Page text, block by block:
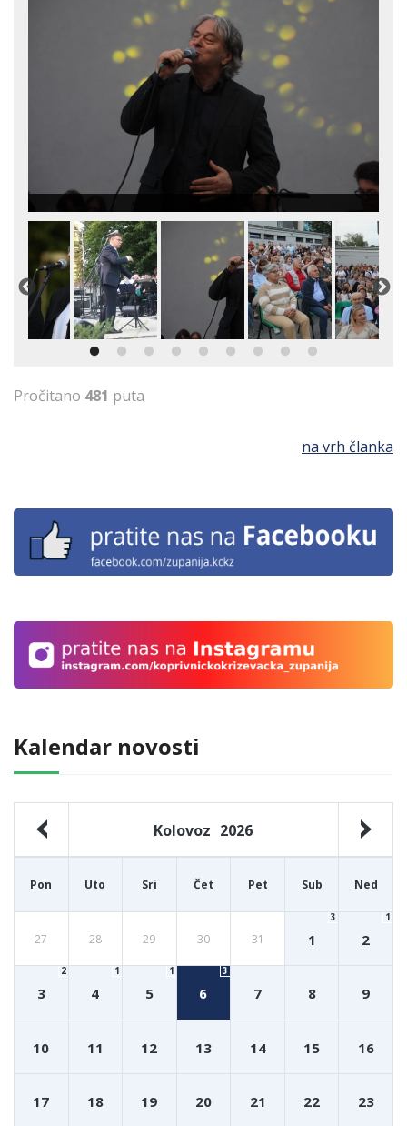
Kalendar novosti
Kolovoz 2026
Pon Uto Sri Čet Pet Sub Ned
27 28 29 30 31 1
3
2
1
3
2
4
1
5
1
6
3
7 8 9
10 11 12 13 14 15 16
17 18 19 20 21 22 23
Pročitano 481 puta
na vrh članka